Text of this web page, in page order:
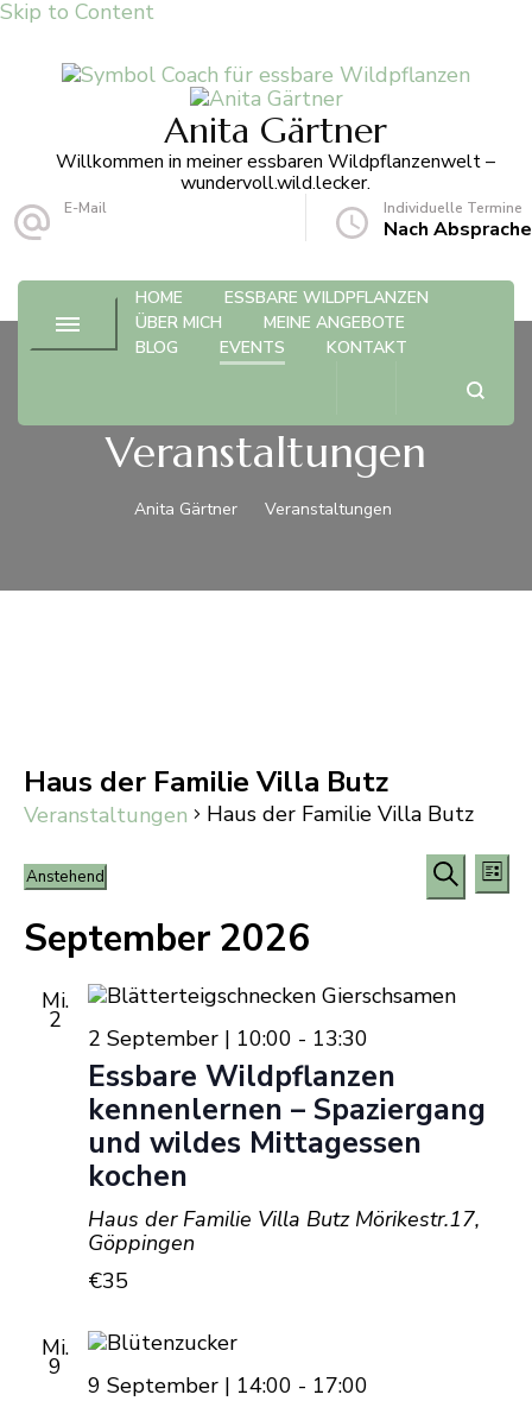
Skip to Content
Anita Gärtner
Willkommen in meiner essbaren Wildpflanzenwelt –
wundervoll.wild.lecker.
E-Mail Individuelle Termine
Nach Absprache
HOME
ESSBARE WILDPFLANZEN
ÜBER MICH
MEINE ANGEBOTE
BLOG
EVENTS KONTAKT
Veranstaltungen
Anita Gärtner Veranstaltungen
Haus der Familie Villa Butz
Veranstaltungen Haus der Familie Villa Butz
Veranstaltungen
und
Suche
Liste
Anstehend
wählen.
September 2026
Mi.
2
Essbare Wildpflanzen
kennenlernen – Spaziergang
und wildes Mittagessen
kochen
2 September | 10:00 - 13:30
Haus der Familie Villa Butz Mörikestr.17,
Göppingen
€35
Mi.
9
9 September | 14:00 - 17:00